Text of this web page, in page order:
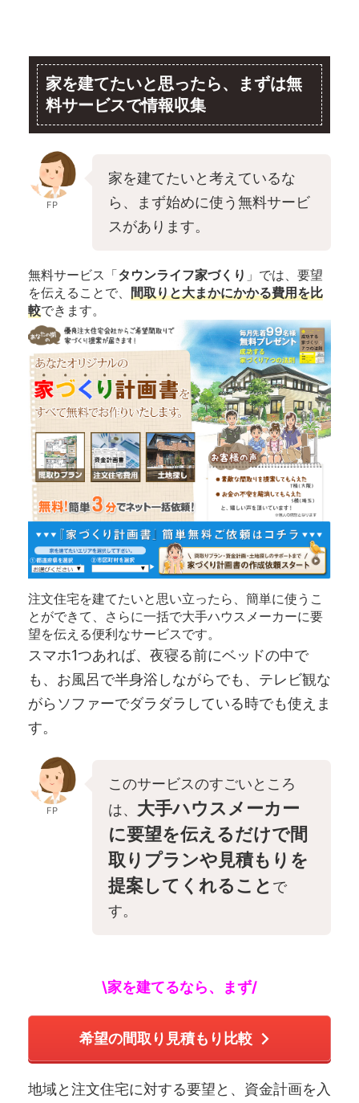
家を建てたいと思ったら、まずは無
料サービスで情報収集
FP
家を建てたいと考えているな
ら、まず始めに使う無料サービ
スがあります。
無料サービス「タウンライフ家づくり 」では、要望
を伝えることで、 間取りと大まかにかかる費用を比
較できます。
注文住宅を建てたいと思い立ったら、簡単に使うこ
とができて、さらに一括で大手ハウスメーカーに要
望を伝える便利なサービスです。
スマホ1つあれば、夜寝る前にベッドの中で
も、お風呂で半身浴しながらでも、テレビ観な
がらソファーでダラダラしている時でも使えま
す。
FP
このサービスのすごいところ
は、 大手ハウスメーカー
に要望を伝えるだけで間
取りプランや見積もりを
提案してくれること で
す。
\家を建てるなら、まず/
希望の間取り見積もり比較
地域と注文住宅に対する要望と、資金計画を入